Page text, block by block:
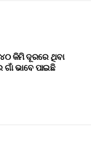
କିମି ଦୂରରେ ଥିବା
ଗାଁ ଭାବେ ପାଇଛି